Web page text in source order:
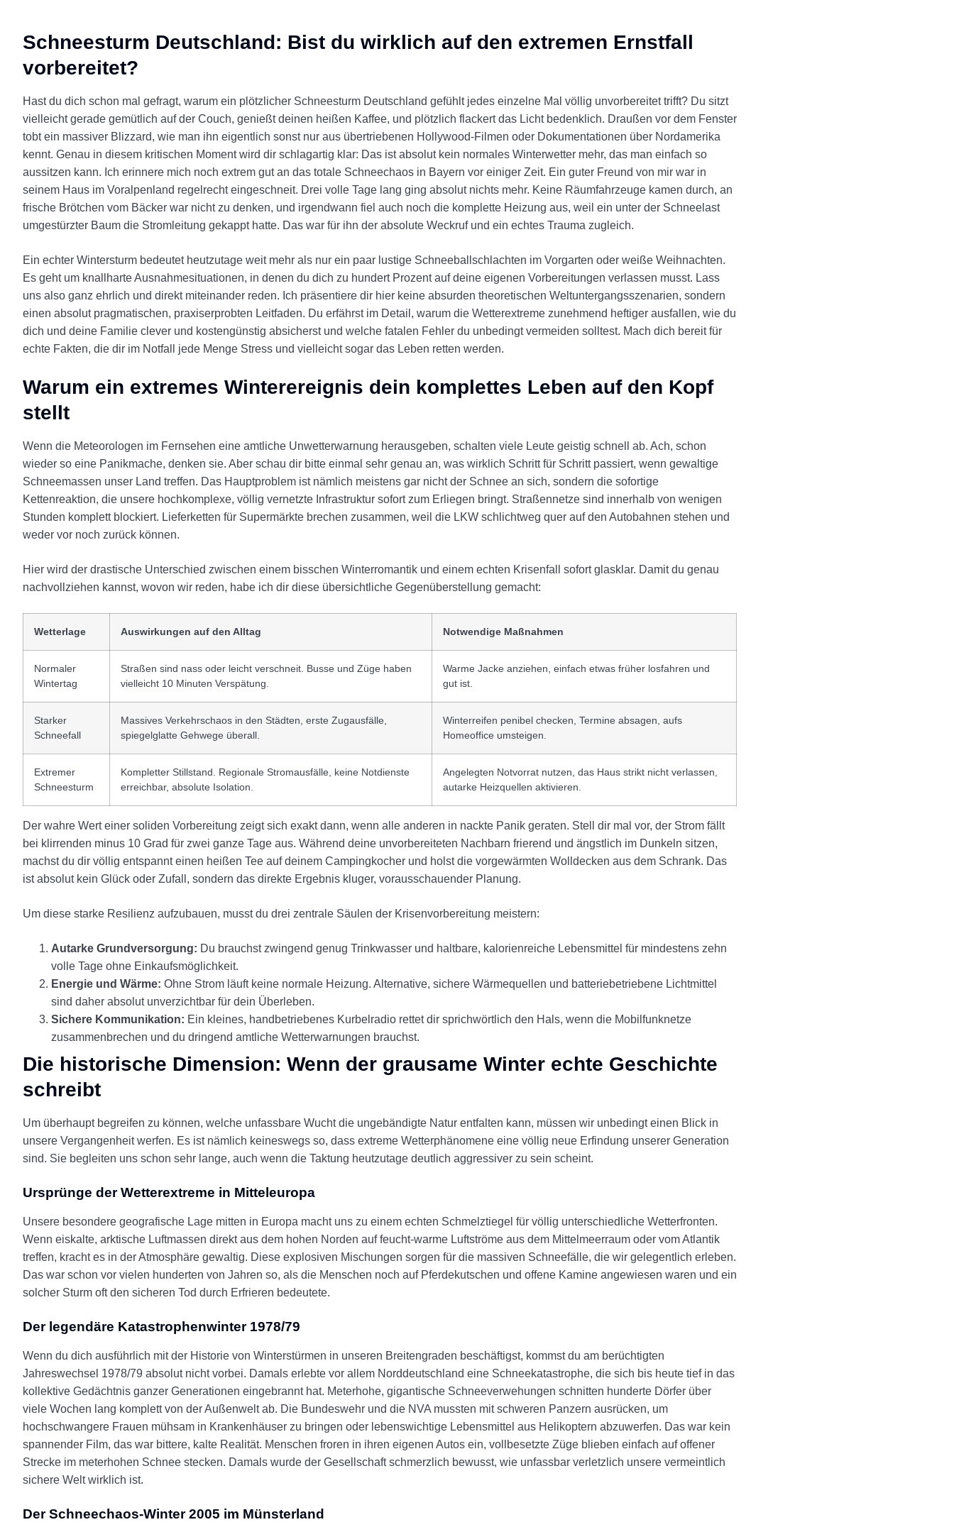
Schneesturm Deutschland: Bist du wirklich auf den extremen Ernstfall
vorbereitet?
Hast du dich schon mal gefragt, warum ein plötzlicher Schneesturm Deutschland gefühlt jedes einzelne Mal völlig unvorbereitet trifft? Du sitzt
vielleicht gerade gemütlich auf der Couch, genießt deinen heißen Kaffee, und plötzlich flackert das Licht bedenklich. Draußen vor dem Fenster
tobt ein massiver Blizzard, wie man ihn eigentlich sonst nur aus übertriebenen Hollywood-Filmen oder Dokumentationen über Nordamerika
kennt. Genau in diesem kritischen Moment wird dir schlagartig klar: Das ist absolut kein normales Winterwetter mehr, das man einfach so
aussitzen kann. Ich erinnere mich noch extrem gut an das totale Schneechaos in Bayern vor einiger Zeit. Ein guter Freund von mir war in
seinem Haus im Voralpenland regelrecht eingeschneit. Drei volle Tage lang ging absolut nichts mehr. Keine Räumfahrzeuge kamen durch, an
frische Brötchen vom Bäcker war nicht zu denken, und irgendwann fiel auch noch die komplette Heizung aus, weil ein unter der Schneelast
umgestürzter Baum die Stromleitung gekappt hatte. Das war für ihn der absolute Weckruf und ein echtes Trauma zugleich.
Ein echter Wintersturm bedeutet heutzutage weit mehr als nur ein paar lustige Schneeballschlachten im Vorgarten oder weiße Weihnachten.
Es geht um knallharte Ausnahmesituationen, in denen du dich zu hundert Prozent auf deine eigenen Vorbereitungen verlassen musst. Lass
uns also ganz ehrlich und direkt miteinander reden. Ich präsentiere dir hier keine absurden theoretischen Weltuntergangsszenarien, sondern
einen absolut pragmatischen, praxiserprobten Leitfaden. Du erfährst im Detail, warum die Wetterextreme zunehmend heftiger ausfallen, wie du
dich und deine Familie clever und kostengünstig absicherst und welche fatalen Fehler du unbedingt vermeiden solltest. Mach dich bereit für
echte Fakten, die dir im Notfall jede Menge Stress und vielleicht sogar das Leben retten werden.
Warum ein extremes Winterereignis dein komplettes Leben auf den Kopf
stellt
Wenn die Meteorologen im Fernsehen eine amtliche Unwetterwarnung herausgeben, schalten viele Leute geistig schnell ab. Ach, schon
wieder so eine Panikmache, denken sie. Aber schau dir bitte einmal sehr genau an, was wirklich Schritt für Schritt passiert, wenn gewaltige
Schneemassen unser Land treffen. Das Hauptproblem ist nämlich meistens gar nicht der Schnee an sich, sondern die sofortige
Kettenreaktion, die unsere hochkomplexe, völlig vernetzte Infrastruktur sofort zum Erliegen bringt. Straßennetze sind innerhalb von wenigen
Stunden komplett blockiert. Lieferketten für Supermärkte brechen zusammen, weil die LKW schlichtweg quer auf den Autobahnen stehen und
weder vor noch zurück können.
Hier wird der drastische Unterschied zwischen einem bisschen Winterromantik und einem echten Krisenfall sofort glasklar. Damit du genau
nachvollziehen kannst, wovon wir reden, habe ich dir diese übersichtliche Gegenüberstellung gemacht:
Wetterlage Auswirkungen auf den Alltag Notwendige Maßnahmen
Normaler
Wintertag
Straßen sind nass oder leicht verschneit. Busse und Züge haben
vielleicht 10 Minuten Verspätung.
Warme Jacke anziehen, einfach etwas früher losfahren und
gut ist.
Starker
Schneefall
Massives Verkehrschaos in den Städten, erste Zugausfälle,
spiegelglatte Gehwege überall.
Winterreifen penibel checken, Termine absagen, aufs
Homeoffice umsteigen.
Extremer
Schneesturm
Kompletter Stillstand. Regionale Stromausfälle, keine Notdienste
erreichbar, absolute Isolation.
Angelegten Notvorrat nutzen, das Haus strikt nicht verlassen,
autarke Heizquellen aktivieren.
Der wahre Wert einer soliden Vorbereitung zeigt sich exakt dann, wenn alle anderen in nackte Panik geraten. Stell dir mal vor, der Strom fällt
bei klirrenden minus 10 Grad für zwei ganze Tage aus. Während deine unvorbereiteten Nachbarn frierend und ängstlich im Dunkeln sitzen,
machst du dir völlig entspannt einen heißen Tee auf deinem Campingkocher und holst die vorgewärmten Wolldecken aus dem Schrank. Das
ist absolut kein Glück oder Zufall, sondern das direkte Ergebnis kluger, vorausschauender Planung.
Um diese starke Resilienz aufzubauen, musst du drei zentrale Säulen der Krisenvorbereitung meistern:
Autarke Grundversorgung: Du brauchst zwingend genug Trinkwasser und haltbare, kalorienreiche Lebensmittel für mindestens zehn
volle Tage ohne Einkaufsmöglichkeit.
Energie und Wärme: Ohne Strom läuft keine normale Heizung. Alternative, sichere Wärmequellen und batteriebetriebene Lichtmittel
sind daher absolut unverzichtbar für dein Überleben.
Sichere Kommunikation: Ein kleines, handbetriebenes Kurbelradio rettet dir sprichwörtlich den Hals, wenn die Mobilfunknetze
zusammenbrechen und du dringend amtliche Wetterwarnungen brauchst.
Die historische Dimension: Wenn der grausame Winter echte Geschichte
schreibt
Um überhaupt begreifen zu können, welche unfassbare Wucht die ungebändigte Natur entfalten kann, müssen wir unbedingt einen Blick in
unsere Vergangenheit werfen. Es ist nämlich keineswegs so, dass extreme Wetterphänomene eine völlig neue Erfindung unserer Generation
sind. Sie begleiten uns schon sehr lange, auch wenn die Taktung heutzutage deutlich aggressiver zu sein scheint.
Ursprünge der Wetterextreme in Mitteleuropa
Unsere besondere geografische Lage mitten in Europa macht uns zu einem echten Schmelztiegel für völlig unterschiedliche Wetterfronten.
Wenn eiskalte, arktische Luftmassen direkt aus dem hohen Norden auf feucht-warme Luftströme aus dem Mittelmeerraum oder vom Atlantik
treffen, kracht es in der Atmosphäre gewaltig. Diese explosiven Mischungen sorgen für die massiven Schneefälle, die wir gelegentlich erleben.
Das war schon vor vielen hunderten von Jahren so, als die Menschen noch auf Pferdekutschen und offene Kamine angewiesen waren und ein
solcher Sturm oft den sicheren Tod durch Erfrieren bedeutete.
Der legendäre Katastrophenwinter 1978/79
Wenn du dich ausführlich mit der Historie von Winterstürmen in unseren Breitengraden beschäftigst, kommst du am berüchtigten
Jahreswechsel 1978/79 absolut nicht vorbei. Damals erlebte vor allem Norddeutschland eine Schneekatastrophe, die sich bis heute tief in das
kollektive Gedächtnis ganzer Generationen eingebrannt hat. Meterhohe, gigantische Schneeverwehungen schnitten hunderte Dörfer über
viele Wochen lang komplett von der Außenwelt ab. Die Bundeswehr und die NVA mussten mit schweren Panzern ausrücken, um
hochschwangere Frauen mühsam in Krankenhäuser zu bringen oder lebenswichtige Lebensmittel aus Helikoptern abzuwerfen. Das war kein
spannender Film, das war bittere, kalte Realität. Menschen froren in ihren eigenen Autos ein, vollbesetzte Züge blieben einfach auf offener
Strecke im meterhohen Schnee stecken. Damals wurde der Gesellschaft schmerzlich bewusst, wie unfassbar verletzlich unsere vermeintlich
sichere Welt wirklich ist.
Der Schneechaos-Winter 2005 im Münsterland